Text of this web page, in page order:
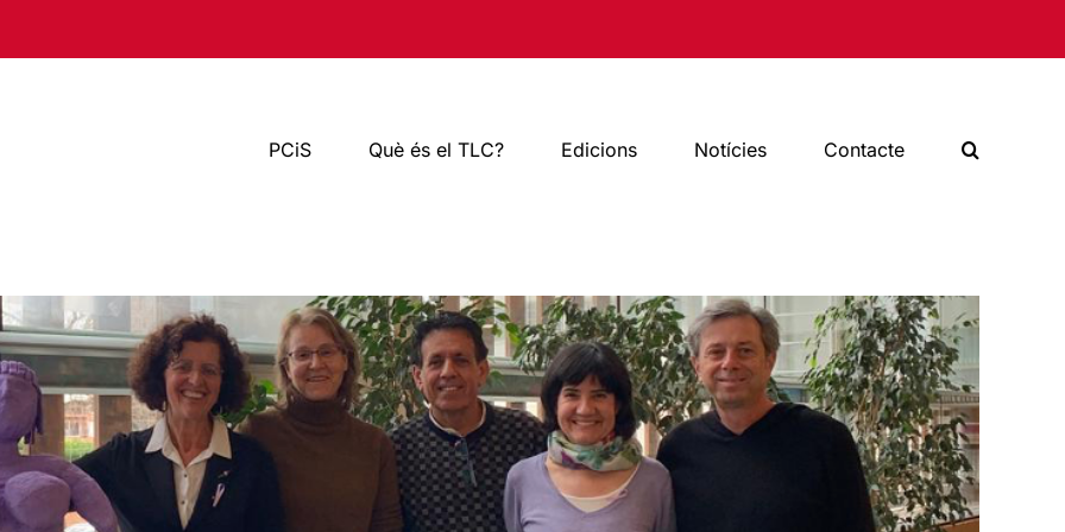
PCiS Què és el TLC? Edicions Notícies Contacte